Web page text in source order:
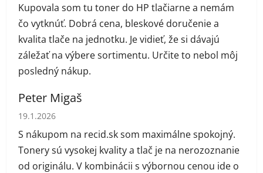
Kupovala som tu toner do HP tlačiarne a nemám
čo vytknúť. Dobrá cena, bleskové doručenie a
kvalita tlače na jednotku. Je vidieť, že si dávajú
záležať na výbere sortimentu. Určite to nebol môj
posledný nákup.
Peter Migaš
Hodnotenie obchodu je 5 z 5 hviezdičiek.
19.1.2026
S nákupom na recid.sk som maximálne spokojný.
Tonery sú vysokej kvality a tlač je na nerozoznanie
od originálu. V kombinácii s výbornou cenou ide o